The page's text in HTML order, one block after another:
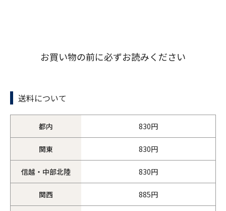
お買い物の前に必ずお読みください
送料について
都内 830円
関東 830円
信越・中部北陸 830円
関西 885円